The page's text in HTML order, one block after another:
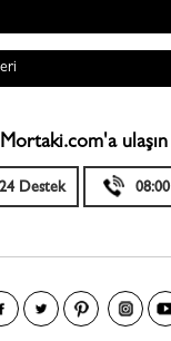
Mortaki.com'a ulaşın
Destek